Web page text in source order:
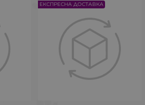
ЕКСПРЕСНА ДОСТАВКА